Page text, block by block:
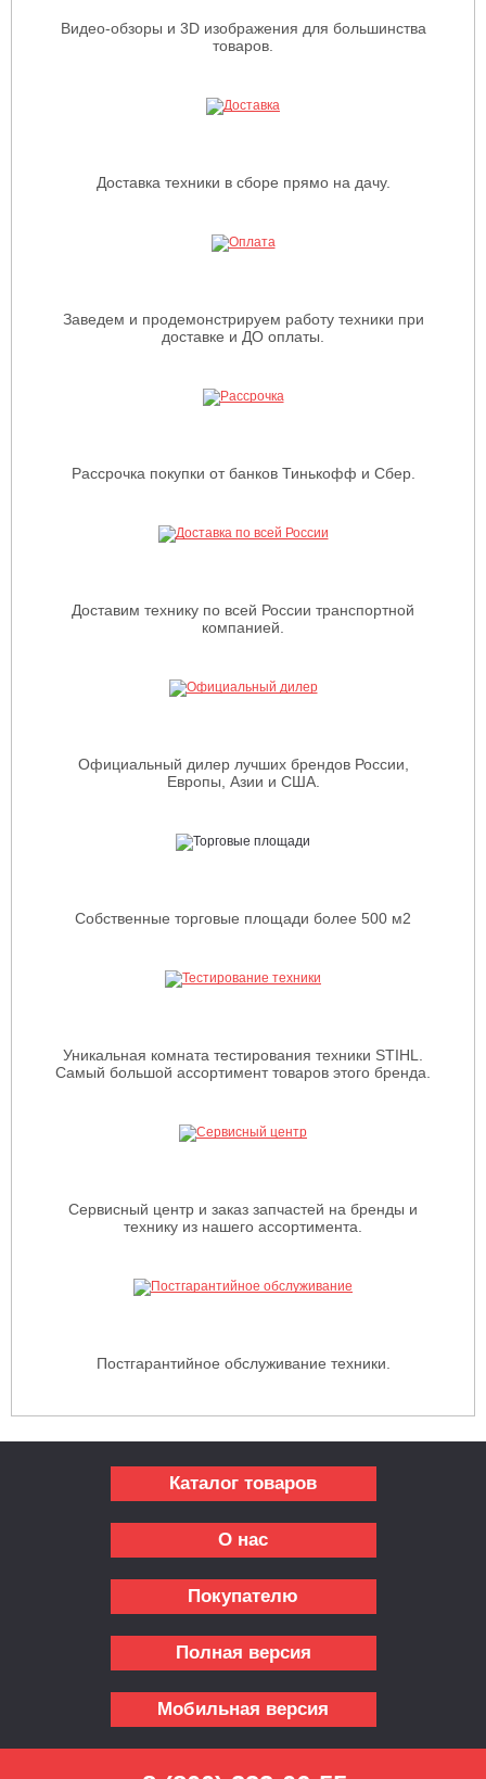
Видео-обзоры и 3D изображения для большинства
товаров.
Доставка техники в сборе прямо на дачу.
Заведем и продемонстрируем работу техники при
доставке и ДО оплаты.
Рассрочка покупки от банков Тинькофф и Сбер.
Доставим технику по всей России транспортной
компанией.
Официальный дилер лучших брендов России,
Европы, Азии и США.
Собственные торговые площади более 500 м2
Уникальная комната тестирования техники STIHL.
Самый большой ассортимент товаров этого бренда.
Сервисный центр и заказ запчастей на бренды и
технику из нашего ассортимента.
Постгарантийное обслуживание техники.
Каталог товаров
О нас
Покупателю
Полная версия
Мобильная версия